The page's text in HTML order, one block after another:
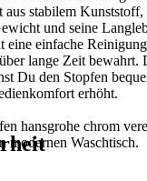
stabilem Kunststoff,
und seine
eine einfache
lange Zeit bewahrt.
Du den Stopfen
erhöht.
hansgrohe chrom
modernen Waschtisch.